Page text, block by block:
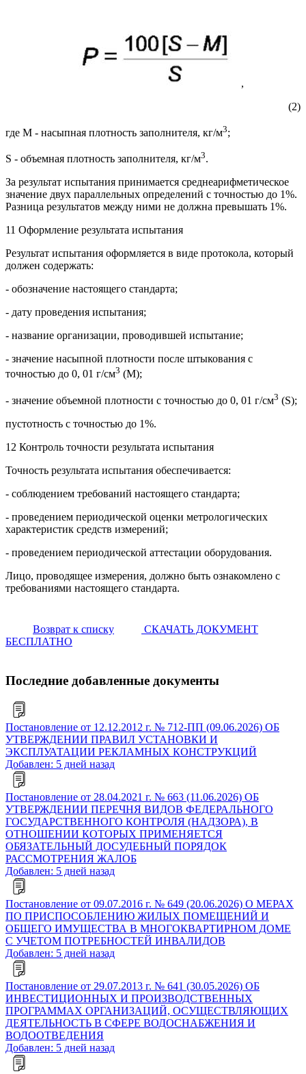
,
(2)
где М - насыпная плотность заполнителя, кг/м3;
S - объемная плотность заполнителя, кг/м3.
За результат испытания принимается среднеарифметическое
значение двух параллельных определений с точностью до 1%.
Разница результатов между ними не должна превышать 1%.
11 Оформление результата испытания
Результат испытания оформляется в виде протокола, который
должен содержать:
- обозначение настоящего стандарта;
- дату проведения испытания;
- название организации, проводившей испытание;
- значение насыпной плотности после штыкования с
точностью до 0, 01 г/см3 (М);
- значение объемной плотности с точностью до 0, 01 г/см3 (S);
пустотность с точностью до 1%.
12 Контроль точности результата испытания
Точность результата испытания обеспечивается:
- соблюдением требований настоящего стандарта;
- проведением периодической оценки метрологических
характеристик средств измерений;
- проведением периодической аттестации оборудования.
Лицо, проводящее измерения, должно быть ознакомлено с
требованиями настоящего стандарта.
Возврат к списку
СКАЧАТЬ ДОКУМЕНТ
БЕСПЛАТНО
Последние добавленные документы
Постановление от 12.12.2012 г. № 712-ПП (09.06.2026) ОБ
УТВЕРЖДЕНИИ ПРАВИЛ УСТАНОВКИ И
ЭКСПЛУАТАЦИИ РЕКЛАМНЫХ КОНСТРУКЦИЙ
Добавлен: 5 дней назад
Постановление от 28.04.2021 г. № 663 (11.06.2026) ОБ
УТВЕРЖДЕНИИ ПЕРЕЧНЯ ВИДОВ ФЕДЕРАЛЬНОГО
ГОСУДАРСТВЕННОГО КОНТРОЛЯ (НАДЗОРА), В
ОТНОШЕНИИ КОТОРЫХ ПРИМЕНЯЕТСЯ
ОБЯЗАТЕЛЬНЫЙ ДОСУДЕБНЫЙ ПОРЯДОК
РАССМОТРЕНИЯ ЖАЛОБ
Добавлен: 5 дней назад
Постановление от 09.07.2016 г. № 649 (20.06.2026) О МЕРАХ
ПО ПРИСПОСОБЛЕНИЮ ЖИЛЫХ ПОМЕЩЕНИЙ И
ОБЩЕГО ИМУЩЕСТВА В МНОГОКВАРТИРНОМ ДОМЕ
С УЧЕТОМ ПОТРЕБНОСТЕЙ ИНВАЛИДОВ
Добавлен: 5 дней назад
Постановление от 29.07.2013 г. № 641 (30.05.2026) ОБ
ИНВЕСТИЦИОННЫХ И ПРОИЗВОДСТВЕННЫХ
ПРОГРАММАХ ОРГАНИЗАЦИЙ, ОСУЩЕСТВЛЯЮЩИХ
ДЕЯТЕЛЬНОСТЬ В СФЕРЕ ВОДОСНАБЖЕНИЯ И
ВОДООТВЕДЕНИЯ
Добавлен: 5 дней назад